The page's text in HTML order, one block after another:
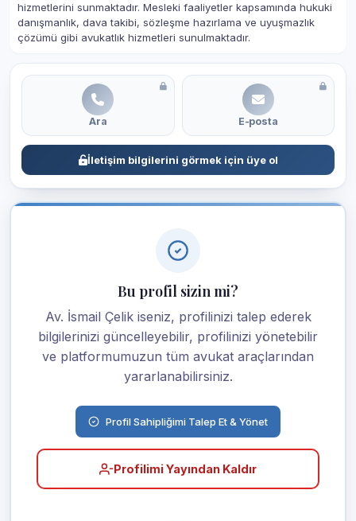
hizmetlerini sunmaktadır. Mesleki faaliyetler kapsamında hukuki
danışmanlık, dava takibi, sözleşme hazırlama ve uyuşmazlık
çözümü gibi avukatlık hizmetleri sunulmaktadır.
Ara E-posta
İletişim bilgilerini görmek için üye ol
Bu profil sizin mi?
Av. İsmail Çelik iseniz, profilinizi talep ederek
bilgilerinizi güncelleyebilir, profilinizi yönetebilir
ve platformumuzun tüm avukat araçlarından
yararlanabilirsiniz.
Profil Sahipliğimi Talep Et & Yönet
Profilimi Yayından Kaldır